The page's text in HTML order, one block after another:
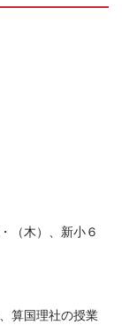
（木）、新小６
算国理社の授業